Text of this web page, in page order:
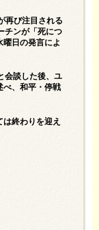
再び注目される
チンが「死につ
日の発言によ
会談した後、ユ
べ、和平・停戦
終わりを迎え